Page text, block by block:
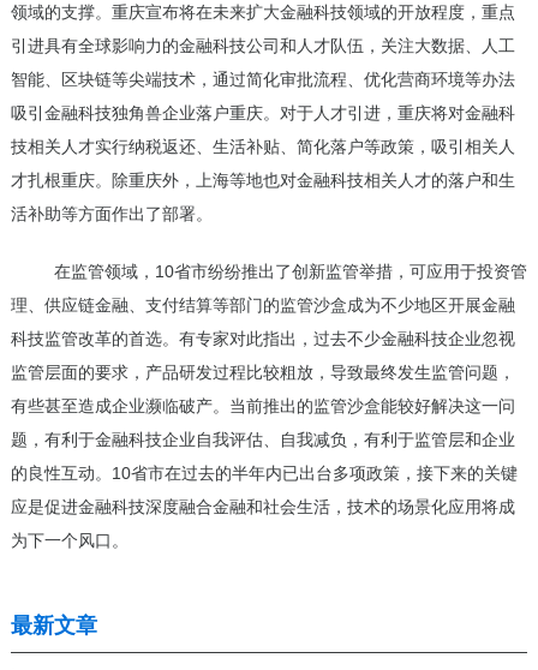
领域的支撑。重庆宣布将在未来扩大金融科技领域的开放程度，重点
引进具有全球影响力的金融科技公司和人才队伍，关注大数据、人工
智能、区块链等尖端技术，通过简化审批流程、优化营商环境等办法
吸引金融科技独角兽企业落户重庆。对于人才引进，重庆将对金融科
技相关人才实行纳税返还、生活补贴、简化落户等政策，吸引相关人
才扎根重庆。除重庆外，上海等地也对金融科技相关人才的落户和生
活补助等方面作出了部署。
在监管领域，10省市纷纷推出了创新监管举措，可应用于投资管
理、供应链金融、支付结算等部门的监管沙盒成为不少地区开展金融
科技监管改革的首选。有专家对此指出，过去不少金融科技企业忽视
监管层面的要求，产品研发过程比较粗放，导致最终发生监管问题，
有些甚至造成企业濒临破产。当前推出的监管沙盒能较好解决这一问
题，有利于金融科技企业自我评估、自我减负，有利于监管层和企业
的良性互动。10省市在过去的半年内已出台多项政策，接下来的关键
应是促进金融科技深度融合金融和社会生活，技术的场景化应用将成
为下一个风口。
最新文章